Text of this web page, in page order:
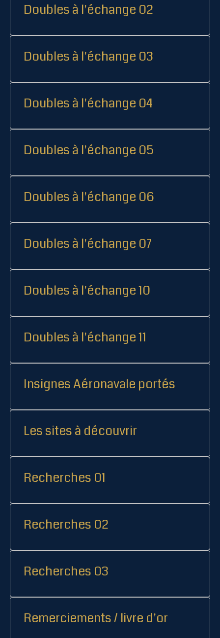
Doubles à l'échange 02
Doubles à l'échange 03
Doubles à l'échange 04
Doubles à l'échange 05
Doubles à l'échange 06
Doubles à l'échange 07
Doubles à l'échange 10
Doubles à l'échange 11
Insignes Aéronavale portés
Les sites à découvrir
Recherches 01
Recherches 02
Recherches 03
Remerciements / livre d'or